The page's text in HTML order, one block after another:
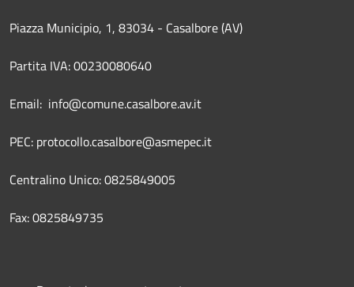
Piazza Municipio, 1, 83034 - Casalbore (AV)
Partita IVA: 00230080640
Email: info@comune.casalbore.av.it
PEC: protocollo.casalbore@asmepec.it
Centralino Unico: 0825849005
Fax: 0825849735